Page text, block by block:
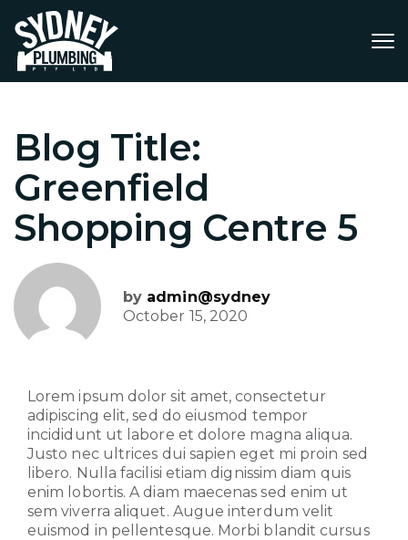
Blog Title:
Greenfield
Shopping Centre 5
by admin@sydney
October 15, 2020
Lorem ipsum dolor sit amet, consectetur
adipiscing elit, sed do eiusmod tempor
incididunt ut labore et dolore magna aliqua.
Justo nec ultrices dui sapien eget mi proin sed
libero. Nulla facilisi etiam dignissim diam quis
enim lobortis. A diam maecenas sed enim ut
sem viverra aliquet. Augue interdum velit
euismod in pellentesque. Morbi blandit cursus